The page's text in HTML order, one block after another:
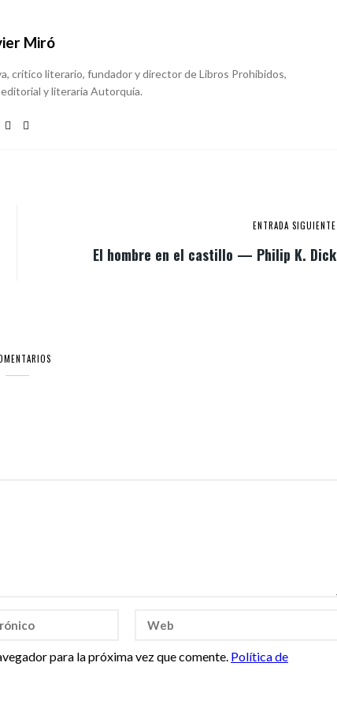
Miró
crítico literario, fundador y director de Libros Prohibidos,
y literaria Autorquía.
ENTRADA SIGUIENTE
El hombre en el castillo — Philip K. Dick
para la próxima vez que comente. Política de